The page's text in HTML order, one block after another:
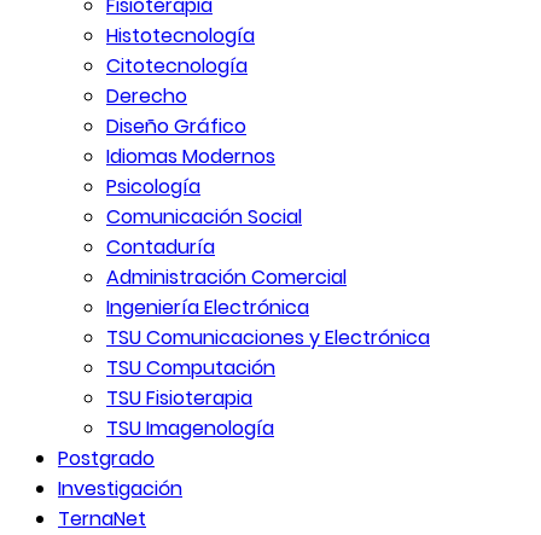
Fisioterapia
Histotecnología
Citotecnología
Derecho
Diseño Gráfico
Idiomas Modernos
Psicología
Comunicación Social
Contaduría
Administración Comercial
Ingeniería Electrónica
TSU Comunicaciones y Electrónica
TSU Computación
TSU Fisioterapia
TSU Imagenología
Postgrado
Investigación
TernaNet